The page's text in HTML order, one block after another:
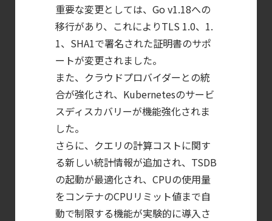
検知イベント取り扱いの課題と解消策
【ブログ】
セキュリティ運用の効率化を実現するSysdig
Agent
Local機能の実装ガイド
【ブログ】
JADEPUFFER
エージェント型脅威アクターが
AI
モデルの破壊を目的としたランサムウェアを
【ブログ】
重要な変更としては、Go v1.18への
移行があり、これによりTLS 1.0、1.
1、SHA1で署名された証明書のサポ
ートが変更されました。
また、クラウドプロバイダーとの統
合が強化され、Kubernetesのサービ
スディスカバリーが機能強化されま
した。
さらに、クエリの計算コストに関す
る新しい統計情報が追加され、TSDB
の起動が最適化され、CPUの使用量
をコンテナのCPUリミット値まで自
動で制限する機能が実験的に導入さ